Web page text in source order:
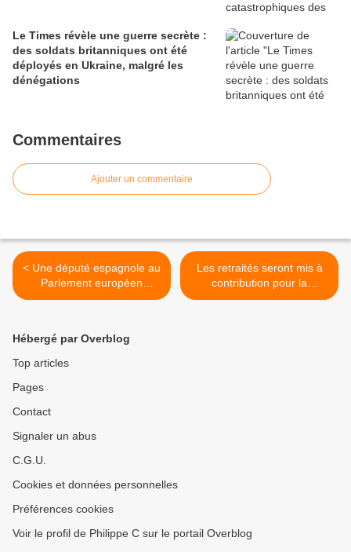
Le Times révèle une guerre secrète :
des soldats britanniques ont été
déployés en Ukraine, malgré les
dénégations
Commentaires
Ajouter un commentaire
< Une député espagnole au
Parlement européen
dénonce les chemtrails et le
Les retraités seront mis à
contribution pour la
première fois : une question
Hébergé par Overblog
Top articles
Pages
Contact
Signaler un abus
C.G.U.
Cookies et données personnelles
Préférences cookies
Voir le profil de Philippe C sur le portail Overblog